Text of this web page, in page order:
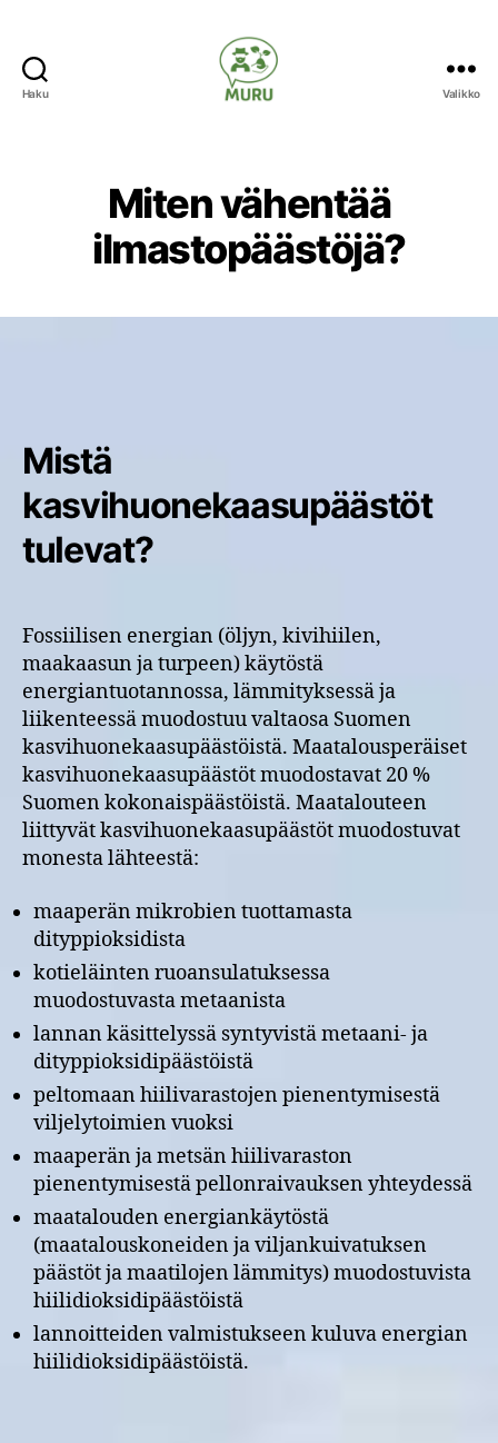
Haku Valikko
Miten vähentää
ilmastopäästöjä?
Mistä
kasvihuonekaasupäästöt
tulevat?
Fossiilisen energian (öljyn, kivihiilen,
maakaasun ja turpeen) käytöstä
energiantuotannossa, lämmityksessä ja
liikenteessä muodostuu valtaosa Suomen
kasvihuonekaasupäästöistä. Maatalousperäiset
kasvihuonekaasupäästöt muodostavat 20 %
Suomen kokonaispäästöistä. Maatalouteen
liittyvät kasvihuonekaasupäästöt muodostuvat
monesta lähteestä:
maaperän mikrobien tuottamasta
dityppioksidista
kotieläinten ruoansulatuksessa
muodostuvasta metaanista
lannan käsittelyssä syntyvistä metaani- ja
dityppioksidipäästöistä
peltomaan hiilivarastojen pienentymisestä
viljelytoimien vuoksi
maaperän ja metsän hiilivaraston
pienentymisestä pellonraivauksen yhteydessä
maatalouden energiankäytöstä
(maatalouskoneiden ja viljankuivatuksen
päästöt ja maatilojen lämmitys) muodostuvista
hiilidioksidipäästöistä
lannoitteiden valmistukseen kuluva energian
hiilidioksidipäästöistä.